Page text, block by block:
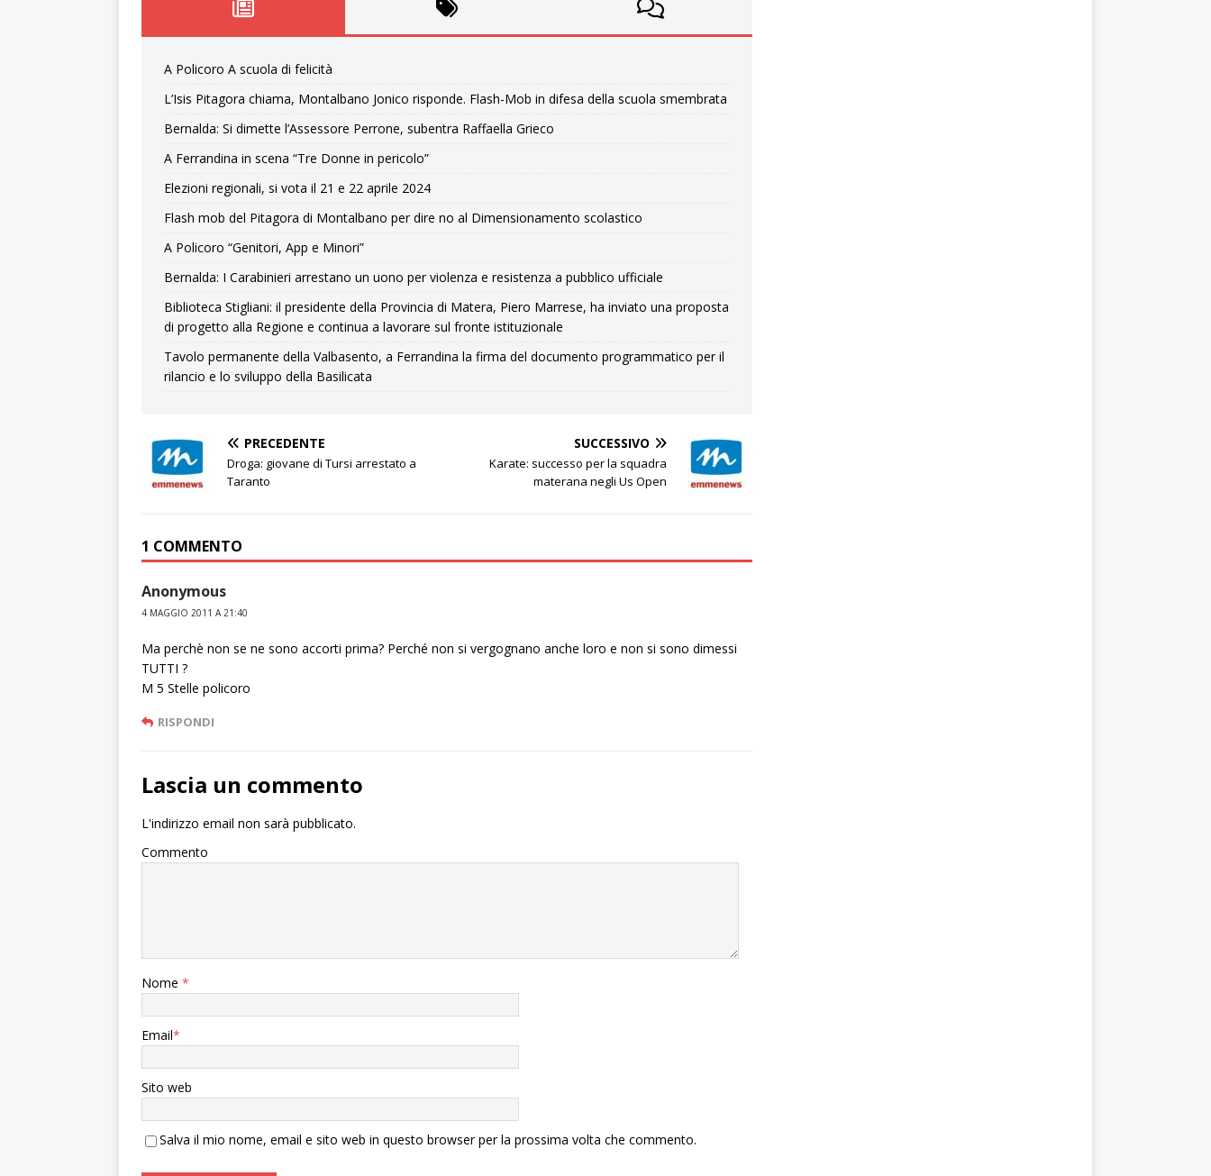
A Policoro A scuola di felicità
L’Isis Pitagora chiama, Montalbano Jonico risponde. Flash-Mob in difesa della scuola smembrata
Bernalda: Si dimette l’Assessore Perrone, subentra Raffaella Grieco
A Ferrandina in scena “Tre Donne in pericolo”
Elezioni regionali, si vota il 21 e 22 aprile 2024
Flash mob del Pitagora di Montalbano per dire no al Dimensionamento scolastico
A Policoro “Genitori, App e Minori”
Bernalda: I Carabinieri arrestano un uono per violenza e resistenza a pubblico ufficiale
Biblioteca Stigliani: il presidente della Provincia di Matera, Piero Marrese, ha inviato una proposta
di progetto alla Regione e continua a lavorare sul fronte istituzionale
Tavolo permanente della Valbasento, a Ferrandina la firma del documento programmatico per il
rilancio e lo sviluppo della Basilicata
PRECEDENTE
Droga: giovane di Tursi arrestato a
Taranto
SUCCESSIVO
Karate: successo per la squadra
materana negli Us Open
1 COMMENTO
Anonymous
4 MAGGIO 2011 A 21:40
Ma perchè non se ne sono accorti prima? Perché non si vergognano anche loro e non si sono dimessi
TUTTI ?
M 5 Stelle policoro
RISPONDI
Lascia un commento
L'indirizzo email non sarà pubblicato.
Commento
Nome *
Email*
Sito web
Salva il mio nome, email e sito web in questo browser per la prossima volta che commento.